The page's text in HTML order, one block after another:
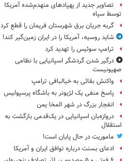
تصاویر جدید از پهپادهای منهدم‌شده آمریکا
توسط سپاه
گربه جریان برق شهرستان فریمان را قطع کرد
شاید روسیه، آمریکا را در ایران زمین‌گیر کند!
ترامپ سوئیس را تهدید کرد
درگیر شدن گردشگر اسپانیایی با نظامی
صهیونیست
واکنش بقائی به خیالبافی ترامپ
پاسخ منفی یک لژیونر به باشگاه پرسپولیس
انفجار بزرگ در شهر المخا یمن
دروازه‌بان اسپانیایی در یک‌قدمی بازگشت به
استقلال
ماموریت در حال پایان است!
ادعای بسنت درباره توافق ایران و آمریکا